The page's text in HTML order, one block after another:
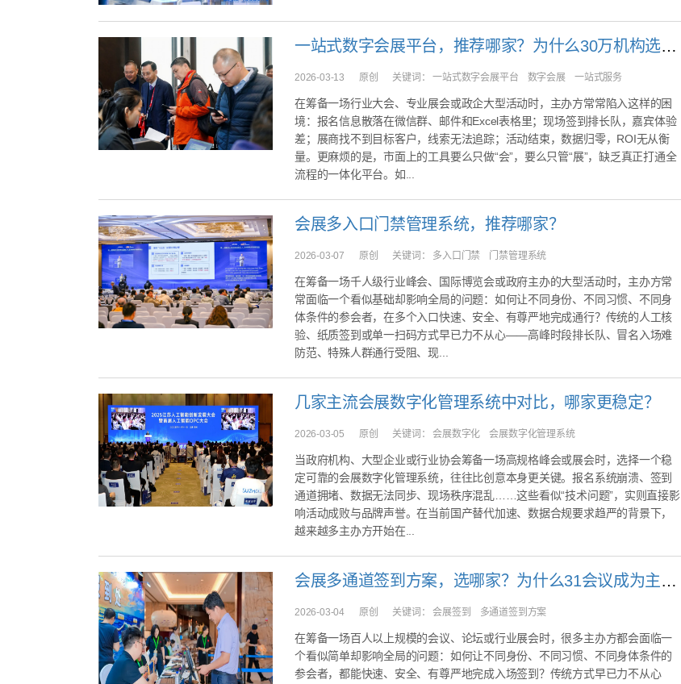
一站式数字会展平台，推荐哪家？为什么30万机构选择了31会议？
2026-03-13 原创 关键词：一站式数字会展平台 数字会展 一站式服务
在筹备一场行业大会、专业展会或政企大型活动时，主办方常常陷入这样的困
境：报名信息散落在微信群、邮件和Excel表格里；现场签到排长队，嘉宾体验
差；展商找不到目标客户，线索无法追踪；活动结束，数据归零，ROI无从衡
量。更麻烦的是，市面上的工具要么只做“会”，要么只管“展”，缺乏真正打通全
流程的一体化平台。如...
会展多入口门禁管理系统，推荐哪家？
2026-03-07 原创 关键词： 多入口门禁 门禁管理系统
在筹备一场千人级行业峰会、国际博览会或政府主办的大型活动时，主办方常
常面临一个看似基础却影响全局的问题：如何让不同身份、不同习惯、不同身
体条件的参会者，在多个入口快速、安全、有尊严地完成通行？传统的人工核
验、纸质签到或单一扫码方式早已力不从心——高峰时段排长队、冒名入场难
防范、特殊人群通行受阻、现...
几家主流会展数字化管理系统中对比，哪家更稳定？
2026-03-05 原创 关键词：会展数字化 会展数字化管理系统
当政府机构、大型企业或行业协会筹备一场高规格峰会或展会时，选择一个稳
定可靠的会展数字化管理系统，往往比创意本身更关键。报名系统崩溃、签到
通道拥堵、数据无法同步、现场秩序混乱……这些看似“技术问题”，实则直接影
响活动成败与品牌声誉。在当前国产替代加速、数据合规要求趋严的背景下，
越来越多主办方开始在...
会展多通道签到方案，选哪家？为什么31会议成为主办方首选
2026-03-04 原创 关键词：会展签到 多通道签到方案
在筹备一场百人以上规模的会议、论坛或行业展会时，很多主办方都会面临一
个看似简单却影响全局的问题：如何让不同身份、不同习惯、不同身体条件的
参会者，都能快速、安全、有尊严地完成入场签到？传统方式早已力不从心